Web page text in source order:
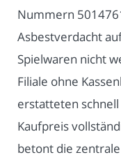
Nummern
Asbestverdacht
Spielwaren nicht
Filiale ohne
erstatteten
Kaufpreis
betont die